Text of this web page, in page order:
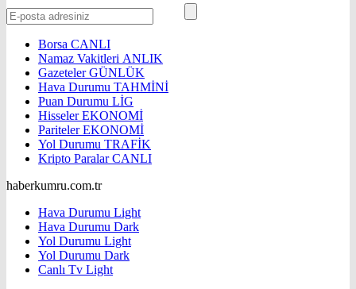
Borsa CANLI
Namaz Vakitleri ANLIK
GazetelerGÜNLÜK
Hava Durumu TAHMİNİ
Puan Durumu LİG
HisselerEKONOMİ
ParitelerEKONOMİ
Yol Durumu TRAFİK
Kripto ParalarCANLI
haberkumru.com.tr
Hava Durumu Light
Hava Durumu Dark
Yol Durumu Light
Yol Durumu Dark
Canlı Tv Light